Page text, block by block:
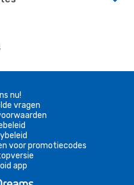
nu!
vragen
voor promotiecodes
app